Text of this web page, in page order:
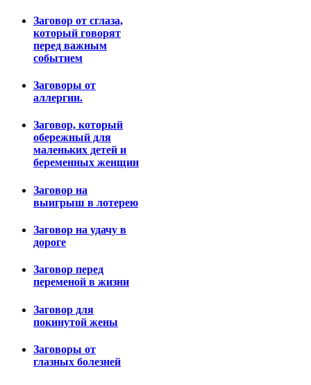
Заговор от сглаза,
который говорят
перед важным
событием
Заговоры от
аллергии.
Заговор, который
обережный для
маленьких детей и
беременных женщин
Заговор на
выигрыш в лотерею
Заговор на удачу в
дороге
Заговор перед
переменой в жизни
Заговор для
покинутой жены
Заговоры от
глазных болезней